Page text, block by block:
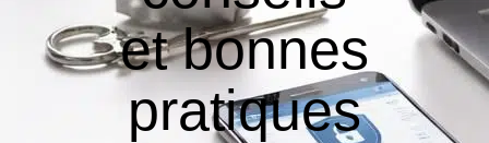
et bonnes
pratiques